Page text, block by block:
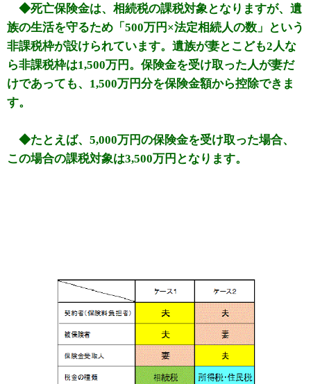
◆死亡保険金は、相続税の課税対象となりますが、遺
族の生活を守るため「500万円×法定相続人の数」という
非課税枠が設けられています。遺族が妻とこども2人な
ら非課税枠は1,500万円。保険金を受け取った人が妻だ
けであっても、1,500万円分を保険金額から控除できま
す。
◆たとえば、5,000万円の保険金を受け取った場合、
この場合の課税対象は3,500万円となります。